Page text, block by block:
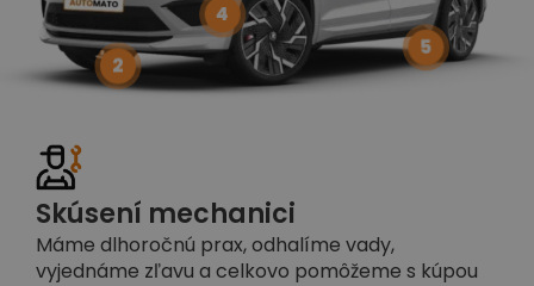
Skúsení mechanici
Máme dlhoročnú prax, odhalíme vady,
vyjednáme zľavu a celkovo pomôžeme s kúpou
2
4
5